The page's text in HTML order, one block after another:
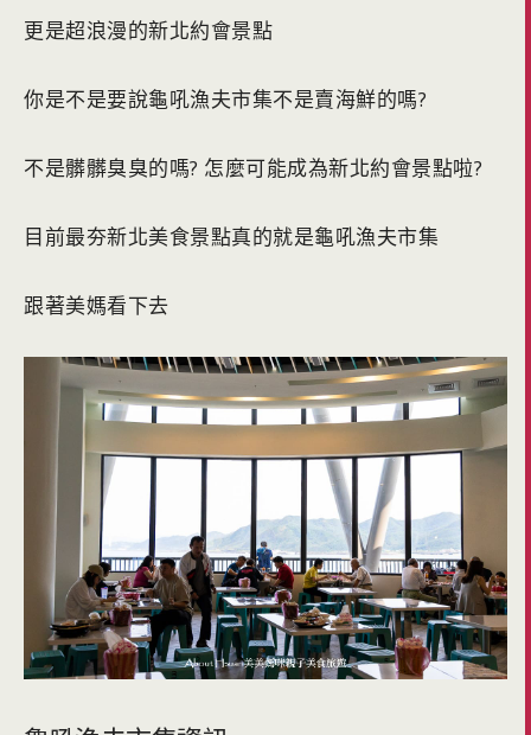
更是超浪漫的新北約會景點
你是不是要說龜吼漁夫市集不是賣海鮮的嗎?
不是髒髒臭臭的嗎? 怎麼可能成為新北約會景點啦?
目前最夯新北美食景點真的就是龜吼漁夫市集
跟著美媽看下去